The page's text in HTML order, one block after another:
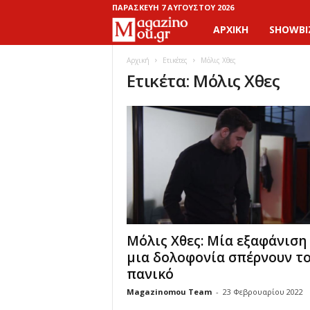
ΠΑΡΑΣΚΕΥΉ 7 ΑΥΓΟΎΣΤΟΥ 2026
a
g
a
o
ΑΡΧΙΚΉ
Αρχική Ετικέτες Μόλις Χθες
Ετικέτα: Μόλις Χθες
Μόλις Χθες: Μία εξαφάνιση
μια δολοφονία σπέρνουν
πανικό
Magazinomou Team - 23 Φεβρουαρίου 2022